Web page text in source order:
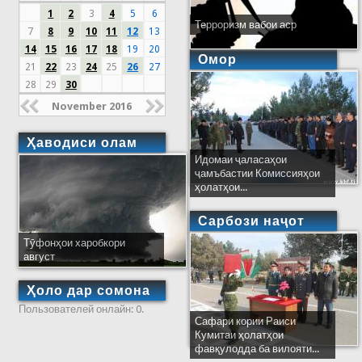
1
2 3 4 5
6
7
8 9 10 11 12
13
14
15 16 17 18 19
20
21
22 23 24 25 26
27
28
29 30
November 2016
Ҳаводиси олам
Тӯфонҳои харобкори
август
Ҳоло дар сомона
Пользователей онлайн: 0.
Терроризм вабои аср
Омор
Идомаи ҷаласаҳои
ҷамъбастии Комиссияҳои
ҳолатҳои...
Сарбози наҷот
Сафари кории Раиси
Кумитаи ҳолатҳои
фавқулодда ба вилояти...